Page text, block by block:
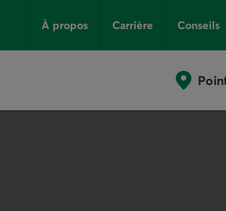
À propos Carrière Conseils